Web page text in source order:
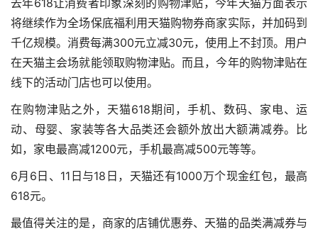
将继续作为全场保底福利用天猫购物券商家实际，并加码到
千亿规模。消费每满300元立减30元，使用上不封顶。用户
在天猫主会场就能领取购物津贴。而且，今年的购物津贴在
线下的活动门店也可以使用。
在购物津贴之外，天猫618期间，手机、数码、家电、运
动、母婴、家装等各大品类还会额外放出大额满减券。比
如，家电最高减1200元，手机最高减500元等等。
6月6日、11日与18日，天猫还有1000万个现金红包，最高
618元。
最值得关注的是，商家的店铺优惠券、天猫的品类满减券与